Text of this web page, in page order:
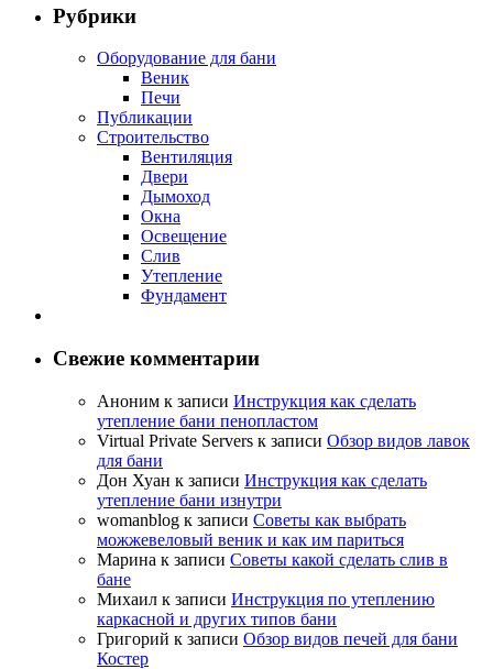
Рубрики
Оборудование для бани
Веник
Печи
Публикации
Строительство
Вентиляция
Двери
Дымоход
Окна
Освещение
Слив
Утепление
Фундамент
Свежие комментарии
Аноним к записи Инструкция как сделать
утепление бани пенопластом
Virtual Private Servers к записи Обзор видов лавок
для бани
Дон Хуан к записи Инструкция как сделать
утепление бани изнутри
womanblog к записи Советы как выбрать
можжевеловый веник и как им париться
Марина к записи Советы какой сделать слив в
бане
Михаил к записи Инструкция по утеплению
каркасной и других типов бани
Григорий к записи Обзор видов печей для бани
Костер